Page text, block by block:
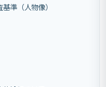
準（人物像）